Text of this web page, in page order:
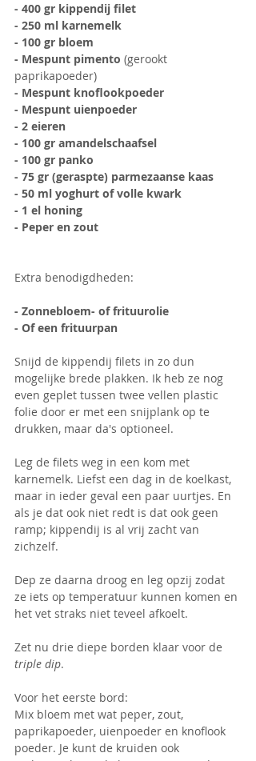
- 400 gr kippendij filet
- 250 ml karnemelk
- 100 gr bloem
- Mespunt pimento (gerookt
paprikapoeder)
- Mespunt knoflookpoeder
- Mespunt uienpoeder
- 2 eieren
- 100 gr amandelschaafsel
- 100 gr panko
- 75 gr (geraspte) parmezaanse kaas
- 50 ml yoghurt of volle kwark
- 1 el honing
- Peper en zout
Extra benodigdheden:
- Zonnebloem- of frituurolie
- Of een frituurpan
Snijd de kippendij filets in zo dun
mogelijke brede plakken. Ik heb ze nog
even geplet tussen twee vellen plastic
folie door er met een snijplank op te
drukken, maar da's optioneel.
Leg de filets weg in een kom met
karnemelk. Liefst een dag in de koelkast,
maar in ieder geval een paar uurtjes. En
als je dat ook niet redt is dat ook geen
ramp; kippendij is al vrij zacht van
zichzelf.
Dep ze daarna droog en leg opzij zodat
ze iets op temperatuur kunnen komen en
het vet straks niet teveel afkoelt.
Zet nu drie diepe borden klaar voor de
triple dip.
Voor het eerste bord:
Mix bloem met wat peper, zout,
paprikapoeder, uienpoeder en knoflook
poeder. Je kunt de kruiden ook